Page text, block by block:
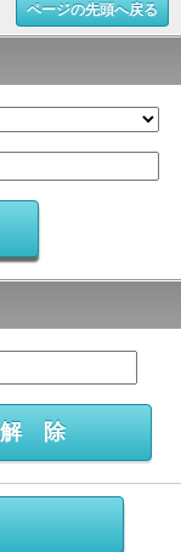
ページの先頭へ戻る